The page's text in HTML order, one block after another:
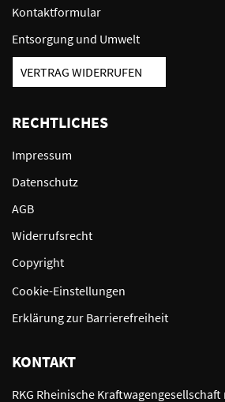
Kontaktformular
Entsorgung und Umwelt
VERTRAG WIDERRUFEN
RECHTLICHES
Impressum
Datenschutz
AGB
Widerrufsrecht
Copyright
Cookie-Einstellungen
Erklärung zur Barrierefreiheit
KONTAKT
RKG Rheinische Kraftwagengesellschaft